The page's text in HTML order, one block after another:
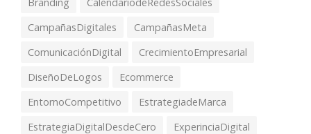
CampañasDigitales
CampañasMeta
ComunicaciónDigital
CrecimientoEmpresarial
DiseñoDeLogos
Ecommerce
EntornoCompetitivo
EstrategiadeMarca
EstrategiaDigitalDesdeCero
ExperinciaDigital